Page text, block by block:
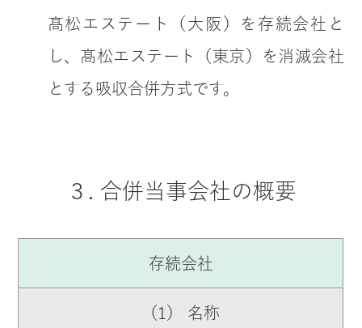
髙松エステート（大阪）を存続会社と
し、髙松エステート（東京）を消滅会社
とする吸収合併方式です。
３. 合併当事会社の概要
存続会社
（1） 名称